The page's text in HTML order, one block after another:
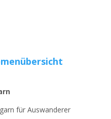
für Auswanderer